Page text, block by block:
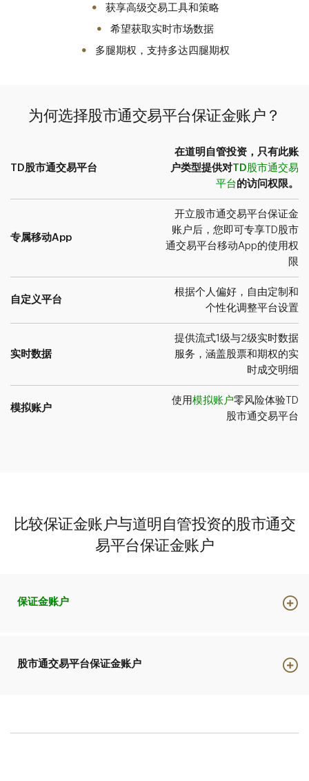
获享高级交易工具和策略
希望获取实时市场数据
多腿期权，支持多达四腿期权
为何选择股市通交易平台保证金账户？
TD股市通交易平台
在道明自管投资，只有此账
户类型提供对TD股市通交易
平台的访问权限。
专属移动App
开立股市通交易平台保证金
账户后，您即可专享TD股市
通交易平台移动App的使用权
限
自定义平台
根据个人偏好，自由定制和
个性化调整平台设置
实时数据
提供流式1级与2级实时数据
服务，涵盖股票和期权的实
时成交明细
模拟账户
使用模拟账户零风险体验TD
股市通交易平台
比较保证金账户与道明自管投资的股市通交
易平台保证金账户
保证金账户
有哪些类型的投资产品可选？
股市通交易平台保证金账户